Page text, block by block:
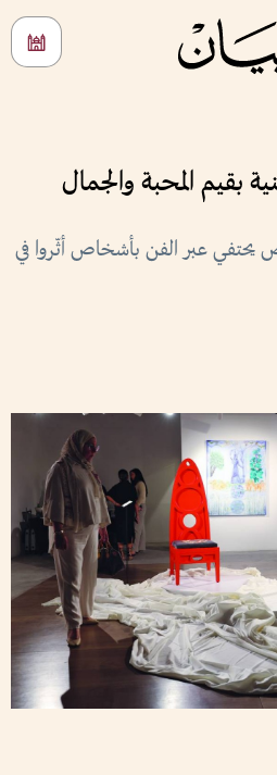
بقيم المحبة والجمال
عبر الفن بأشخاص أثّروا في